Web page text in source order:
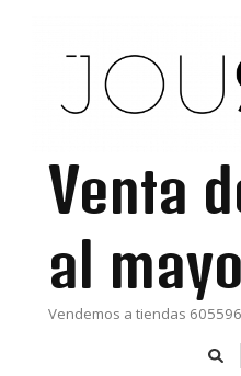
Venta
al
Vendemos a tiendas